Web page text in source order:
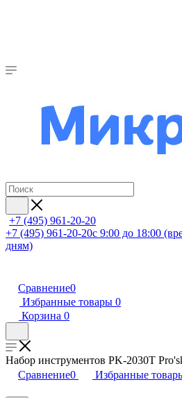
+7 (495) 961-20-20
+7 (495) 961-20-20с 9:00 до 18:00
дням)
Сравнение0
Избранные товары 0
Корзина 0
Набор инструментов PK-2030T
Сравнение0 Избранные